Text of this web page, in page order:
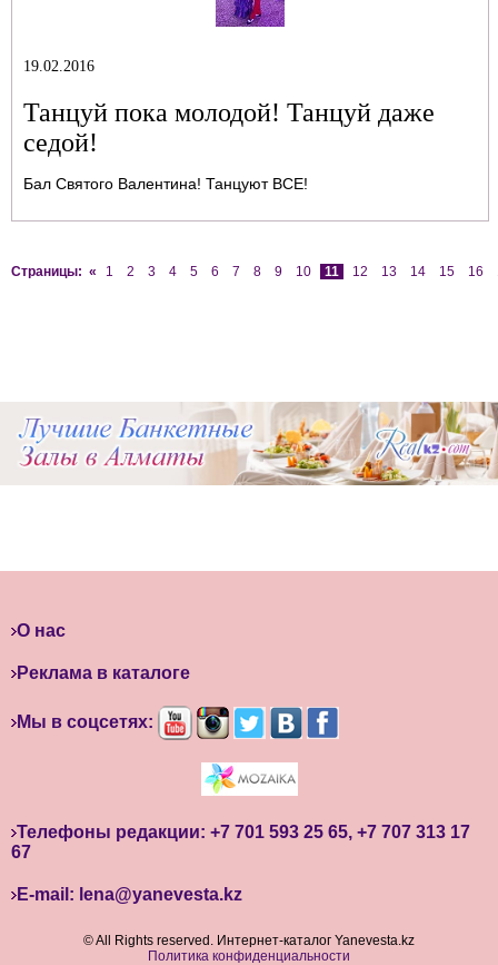
19.02.2016
Танцуй пока молодой! Танцуй даже
седой!
Бал Святого Валентина! Танцуют ВСЕ!
Страницы: « 1 2 3 4 5 6 7 8 9 10 11 12 13 14 15 16
О нас
Реклама в каталоге
Мы в соцсетях:
Телефоны редакции: +7 701 593 25 65, +7 707 313 17
67
E-mail: lena@yanevesta.kz
© All Rights reserved. Интернет-каталог Yanevesta.kz
Политика конфиденциальности